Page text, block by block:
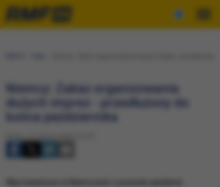
Niemcy: Zakaz organizowania
dużych imprez - przedłużony do
końca października